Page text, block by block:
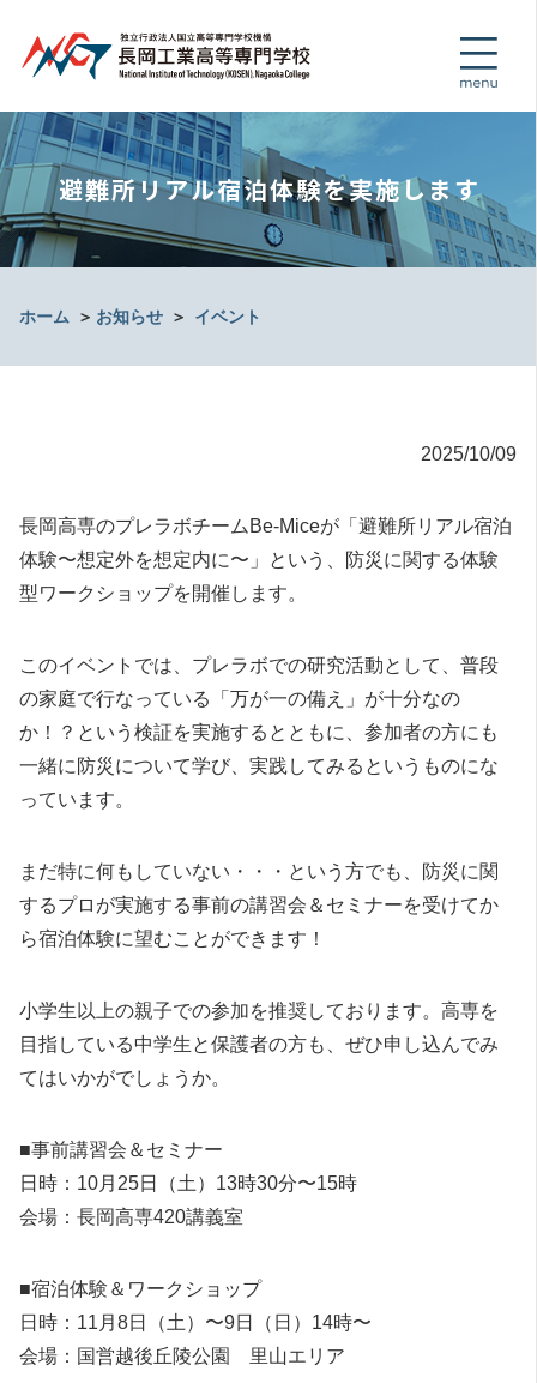
避難所リアル宿泊体験を実施します
ホーム ＞ お知らせ ＞ イベント
2025/10/09
長岡高専のプレラボチームBe-Miceが「避難所リアル宿泊
体験〜想定外を想定内に〜」という、防災に関する体験
型ワークショップを開催します。
このイベントでは、プレラボでの研究活動として、普段
の家庭で行なっている「万が一の備え」が十分なの
か！？という検証を実施するとともに、参加者の方にも
一緒に防災について学び、実践してみるというものにな
っています。
まだ特に何もしていない・・・という方でも、防災に関
するプロが実施する事前の講習会＆セミナーを受けてか
ら宿泊体験に望むことができます！
小学生以上の親子での参加を推奨しております。高専を
目指している中学生と保護者の方も、ぜひ申し込んでみ
てはいかがでしょうか。
■事前講習会＆セミナー
日時：10月25日（土）13時30分〜15時
会場：長岡高専420講義室
■宿泊体験＆ワークショップ
日時：11月8日（土）〜9日（日）14時〜
会場：国営越後丘陵公園 里山エリア